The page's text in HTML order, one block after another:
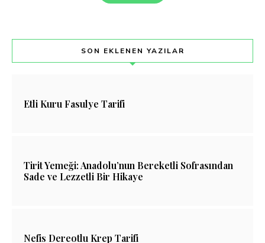
SON EKLENEN YAZILAR
Etli Kuru Fasulye Tarifi
Tirit Yemeği: Anadolu’nun Bereketli Sofrasından
Sade ve Lezzetli Bir Hikaye
Nefis Dereotlu Krep Tarifi